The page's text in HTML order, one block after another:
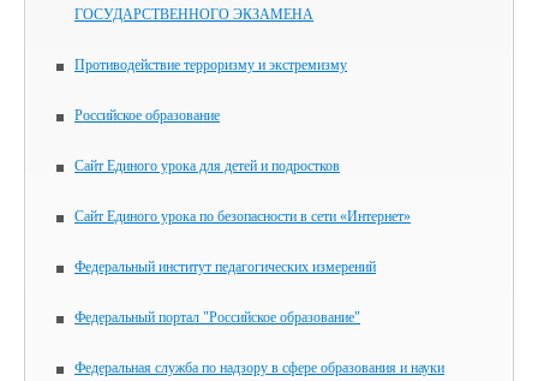
ГОСУДАРСТВЕННОГО ЭКЗАМЕНА
Противодействие терроризму и экстремизму
Российское образование
Сайт Единого урока для детей и подростков
Сайт Единого урока по безопасности в сети «Интернет»
Федеральный институт педагогических измерений
Федеральный портал "Российское образование"
Федеральная служба по надзору в сфере образования и науки